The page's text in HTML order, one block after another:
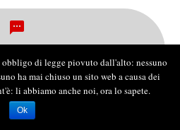
In
il default?di legge piovuto dall'alto: nessuno
ha mai chiuso un sito web a causa dei
li abbiamo anche noi, ora lo sapete.
Ok